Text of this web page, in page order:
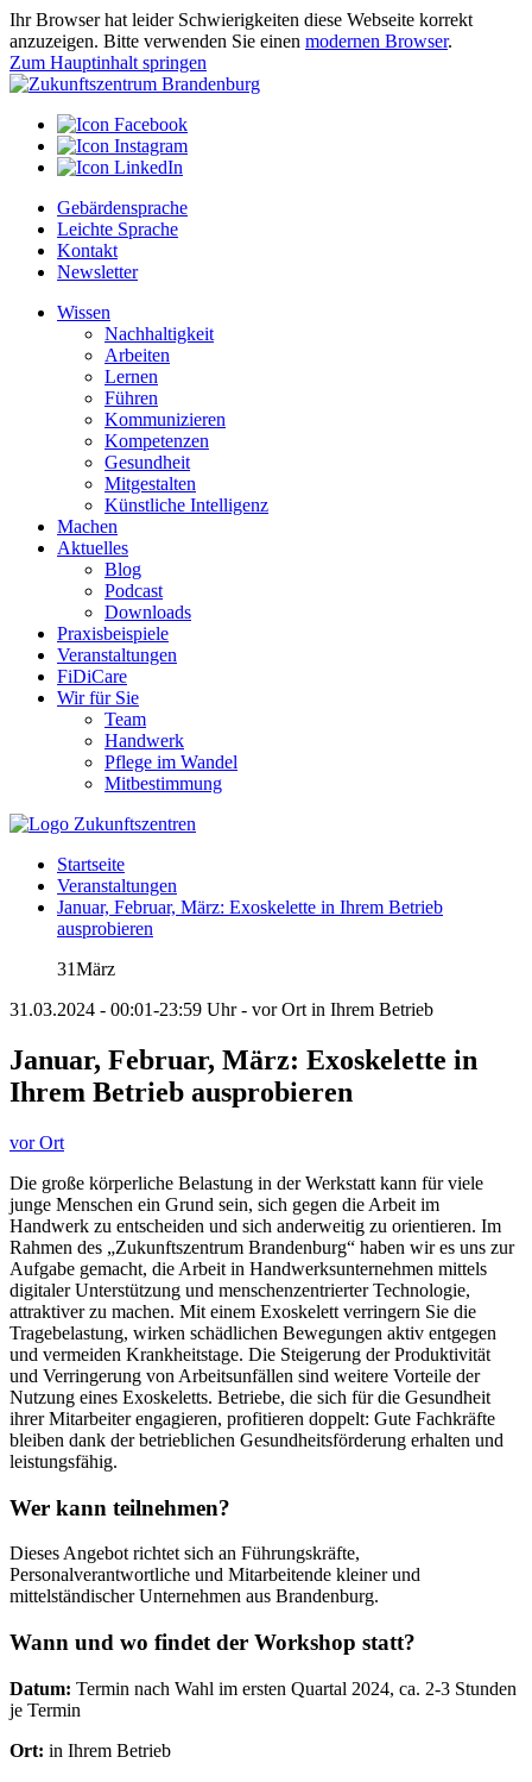
Ihr Browser hat leider Schwierigkeiten diese Webseite korrekt
anzuzeigen. Bitte verwenden Sie einen modernen Browser.
Zum Hauptinhalt springen
Gebärdensprache
Leichte Sprache
Kontakt
Newsletter
Wissen
Nachhaltigkeit
Arbeiten
Lernen
Führen
Kommunizieren
Kompetenzen
Gesundheit
Mitgestalten
Künstliche Intelligenz
Machen
Aktuelles
Blog
Podcast
Downloads
Praxisbeispiele
Veranstaltungen
FiDiCare
Wir für Sie
Team
Handwerk
Pflege im Wandel
Mitbestimmung
Startseite
Veranstaltungen
Januar, Februar, März: Exoskelette in Ihrem Betrieb
ausprobieren
31März
31.03.2024 - 00:01-23:59 Uhr - vor Ort in Ihrem Betrieb
Januar, Februar, März: Exoskelette in
Ihrem Betrieb ausprobieren
vor Ort
Die große körperliche Belastung in der Werkstatt kann für viele
junge Menschen ein Grund sein, sich gegen die Arbeit im
Handwerk zu entscheiden und sich anderweitig zu orientieren. Im
Rahmen des „Zukunftszentrum Brandenburg“ haben wir es uns zur
Aufgabe gemacht, die Arbeit in Handwerksunternehmen mittels
digitaler Unterstützung und menschenzentrierter Technologie,
attraktiver zu machen. Mit einem Exoskelett verringern Sie die
Tragebelastung, wirken schädlichen Bewegungen aktiv entgegen
und vermeiden Krankheitstage. Die Steigerung der Produktivität
und Verringerung von Arbeitsunfällen sind weitere Vorteile der
Nutzung eines Exoskeletts. Betriebe, die sich für die Gesundheit
ihrer Mitarbeiter engagieren, profitieren doppelt: Gute Fachkräfte
bleiben dank der betrieblichen Gesundheitsförderung erhalten und
leistungsfähig.
Wer kann teilnehmen?
Dieses Angebot richtet sich an Führungskräfte,
Personalverantwortliche und Mitarbeitende kleiner und
mittelständischer Unternehmen aus Brandenburg.
Wann und wo findet der Workshop statt?
Datum: Termin nach Wahl im ersten Quartal 2024, ca. 2-3 Stunden
je Termin
Ort: in Ihrem Betrieb